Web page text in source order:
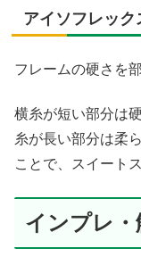
アイソフレック
フレームの硬さを
横糸が短い部分は
糸が長い部分は柔
ことで、スイート
インプレ・